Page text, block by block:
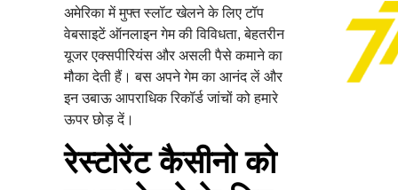
अमेरिका में मुफ्त स्लॉट खेलने के लिए टॉप
वेबसाइटें ऑनलाइन गेम की विविधता, बेहतरीन
यूजर एक्सपीरियंस और असली पैसे कमाने का
मौका देती हैं। बस अपने गेम का आनंद लें और
इन उबाऊ आपराधिक रिकॉर्ड जांचों को हमारे
ऊपर छोड़ दें।
रेस्टोरेंट कैसीनो को